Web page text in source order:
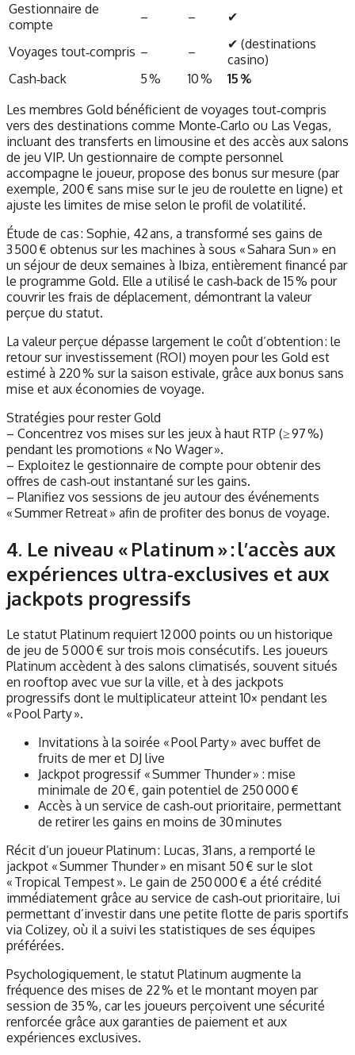
Gestionnaire de
compte
– – ✔
Voyages tout‑compris – –
✔ (destinations
casino)
Cash‑back
5 % 10 %
15 %
Les membres Gold bénéficient de voyages tout‑compris
vers des destinations comme Monte‑Carlo ou Las Vegas,
incluant des transferts en limousine et des accès aux salons
de jeu VIP. Un gestionnaire de compte personnel
accompagne le joueur, propose des bonus sur mesure (par
exemple, 200 € sans mise sur le jeu de roulette en ligne) et
ajuste les limites de mise selon le profil de volatilité.
Étude de cas : Sophie, 42 ans, a transformé ses gains de
3 500 € obtenus sur les machines à sous « Sahara Sun » en
un séjour de deux semaines à Ibiza, entièrement financé par
le programme Gold. Elle a utilisé le cash‑back de 15 % pour
couvrir les frais de déplacement, démontrant la valeur
perçue du statut.
La valeur perçue dépasse largement le coût d’obtention : le
retour sur investissement (ROI) moyen pour les Gold est
estimé à 220 % sur la saison estivale, grâce aux bonus sans
mise et aux économies de voyage.
Stratégies pour rester Gold
– Concentrez vos mises sur les jeux à haut RTP (≥ 97 %)
pendant les promotions « No Wager ».
– Exploitez le gestionnaire de compte pour obtenir des
offres de cash‑out instantané sur les gains.
– Planifiez vos sessions de jeu autour des événements
« Summer Retreat » afin de profiter des bonus de voyage.
4. Le niveau « Platinum » : l’accès aux
expériences ultra‑exclusives et aux
jackpots progressifs
Le statut Platinum requiert 12 000 points ou un historique
de jeu de 5 000 € sur trois mois consécutifs. Les joueurs
Platinum accèdent à des salons climatisés, souvent situés
en rooftop avec vue sur la ville, et à des jackpots
progressifs dont le multiplicateur atteint 10× pendant les
« Pool Party ».
Invitations à la soirée « Pool Party » avec buffet de
fruits de mer et DJ live
Jackpot progressif « Summer Thunder » : mise
minimale de 20 €, gain potentiel de 250 000 €
Accès à un service de cash‑out prioritaire, permettant
de retirer les gains en moins de 30 minutes
Récit d’un joueur Platinum : Lucas, 31 ans, a remporté le
jackpot « Summer Thunder » en misant 50 € sur le slot
« Tropical Tempest ». Le gain de 250 000 € a été crédité
immédiatement grâce au service de cash‑out prioritaire, lui
permettant d’investir dans une petite flotte de paris sportifs
via Colizey, où il a suivi les statistiques de ses équipes
préférées.
Psychologiquement, le statut Platinum augmente la
fréquence des mises de 22 % et le montant moyen par
session de 35 %, car les joueurs perçoivent une sécurité
renforcée grâce aux garanties de paiement et aux
expériences exclusives.